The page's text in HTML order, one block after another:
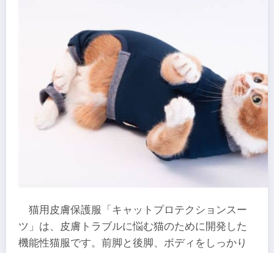
猫用皮膚保護服「キャットプロテクションスー
ツ」は、皮膚トラブルに悩む猫のために開発した
機能性猫服です。前脚と後脚、ボディをしっかり